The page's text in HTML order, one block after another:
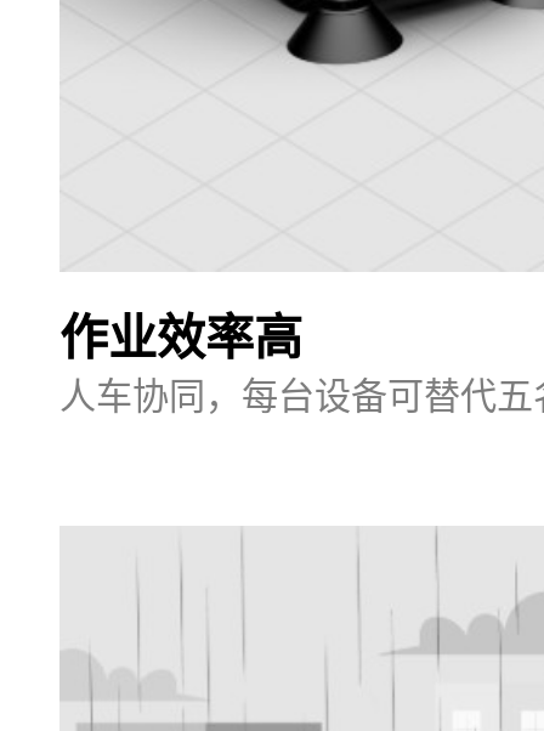
作业效率高
人车协同，每台设备可替代